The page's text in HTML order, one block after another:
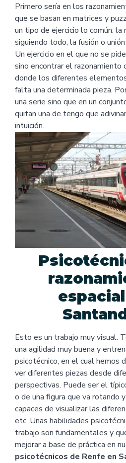
Primero sería en los
que se basan en matrices y
un tipo de ejercicio lo común: la
siguiendo todo, la fusión o
Un ejercicio en el que no se
sino encontrar el razonamiento
donde los diferentes
falta una determinada pieza.
una serie sino que en un
quitan una de tengo que
intuición.
Esto es un trabajo muy visual.
una agilidad muy buena y
psicotécnico, en el cual hemos
ver diferentes piezas desde
perspectivas. Puede ser el
o de una figura que va rotando
capaces de visualizar las
etc. Unas habilidades
trabajo son fundamentales y
mejorar a base de práctica en
psicotécnicos de Renfe en